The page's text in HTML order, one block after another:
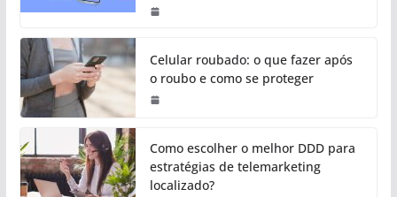
Celular roubado: o que fazer após
o roubo e como se proteger
Como escolher o melhor DDD para
estratégias de telemarketing
localizado?